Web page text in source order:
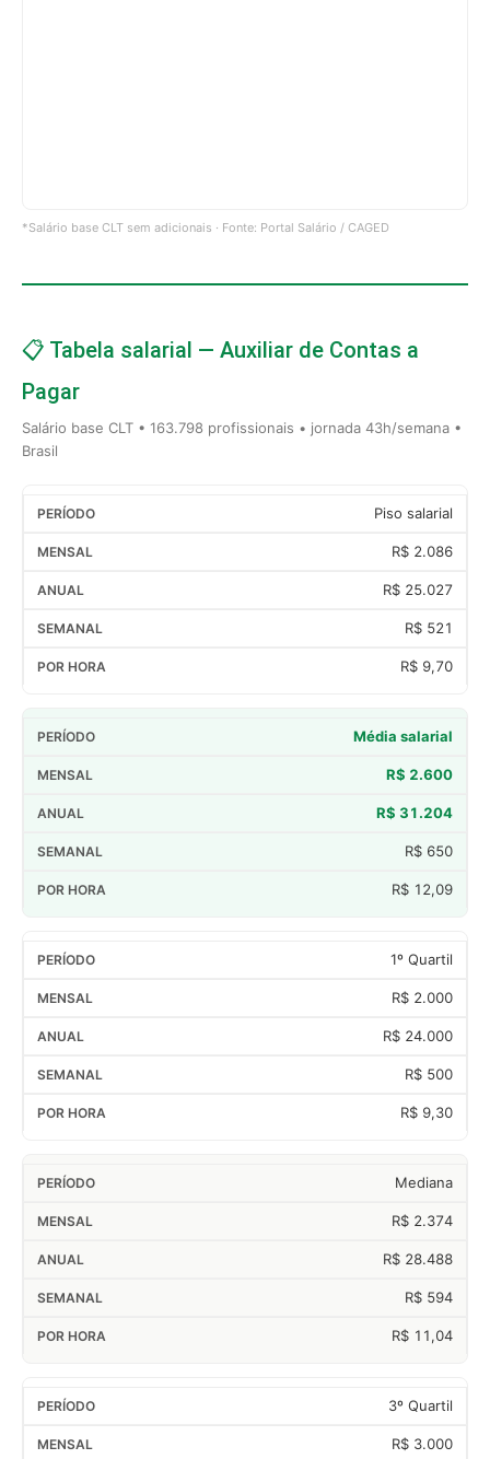
*Salário base CLT sem adicionais · Fonte: Portal Salário / CAGED
📋 Tabela salarial — Auxiliar de Contas a
Pagar
Salário base CLT • 163.798 profissionais • jornada 43h/semana •
Brasil
Piso salarial
R$ 2.086
R$ 25.027
R$ 521
R$ 9,70
Média salarial
R$ 2.600
R$ 31.204
R$ 650
R$ 12,09
1º Quartil
R$ 2.000
R$ 24.000
R$ 500
R$ 9,30
Mediana
R$ 2.374
R$ 28.488
R$ 594
R$ 11,04
3º Quartil
R$ 3.000